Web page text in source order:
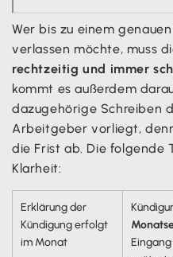
Wer bis zu einem
verlassen möchte, muss
rechtzeitig und immer
kommt es außerdem
dazugehörige Schreiben
Arbeitgeber vorliegt,
die Frist ab. Die folgende
Klarheit:
Erklärung der
Kündigung erfolgt
im Monat
Eingang